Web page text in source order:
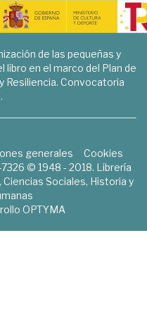
de las pequeñas y
en el marco del Plan de
Resiliencia. Convocatoria
generales
Cookies
© 1948 - 2018. Librería
Sociales, Historia y
OPTYMA